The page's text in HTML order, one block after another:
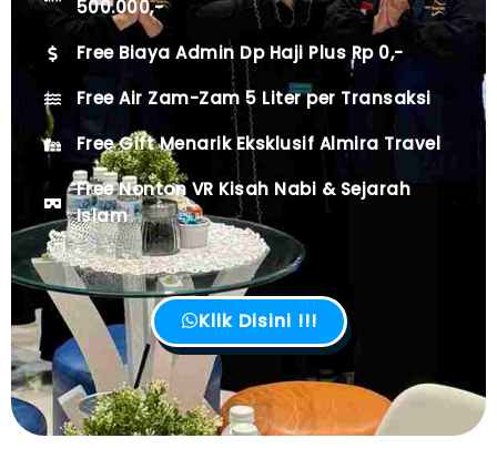
500.000,-
Free Biaya Admin Dp Haji Plus Rp 0,-
Free Air Zam-Zam 5 Liter per Transaksi
Free Gift Menarik Eksklusif Almira Travel
Free Nonton VR Kisah Nabi & Sejarah
Islam
Klik Disini !!!